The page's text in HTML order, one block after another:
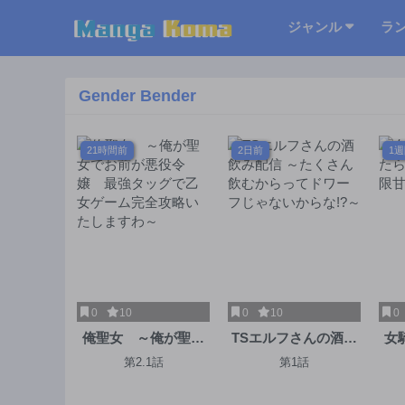
ジャンル ラ
Gender Bender
21時間前
0 10
俺聖女 ～俺が聖女
でお前が悪役令嬢
第2.1話
2日前
0 10
TSエルフさんの酒飲
み配信 ～たくさん飲
第1話
1
0
女